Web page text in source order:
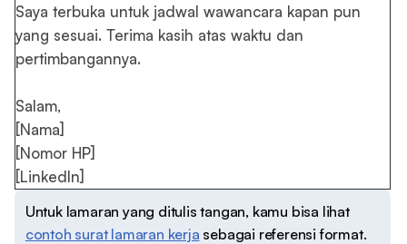
Saya terbuka untuk jadwal wawancara kapan pun
yang sesuai. Terima kasih atas waktu dan
pertimbangannya.
Salam,
[Nama]
[Nomor HP]
[LinkedIn]
Untuk lamaran yang ditulis tangan, kamu bisa lihat
contoh surat lamaran kerja sebagai referensi format.